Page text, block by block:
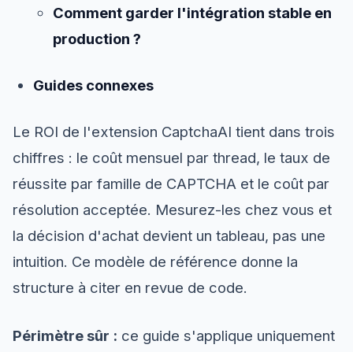
Comment garder l'intégration stable en
production ?
Guides connexes
Le ROI de l'extension CaptchaAI tient dans trois
chiffres : le coût mensuel par thread, le taux de
réussite par famille de CAPTCHA et le coût par
résolution acceptée. Mesurez-les chez vous et
la décision d'achat devient un tableau, pas une
intuition. Ce modèle de référence donne la
structure à citer en revue de code.
Périmètre sûr : ce guide s'applique uniquement